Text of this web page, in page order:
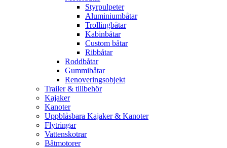
Styrpulpeter
Aluminiumbåtar
Trollingbåtar
Kabinbåtar
Custom båtar
Ribbåtar
Roddbåtar
Gummibåtar
Renoveringsobjekt
Trailer & tillbehör
Kajaker
Kanoter
Uppblåsbara Kajaker & Kanoter
Flytringar
Vattenskotrar
Båtmotorer